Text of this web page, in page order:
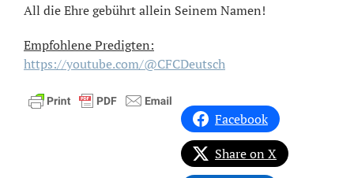
All die Ehre gebührt allein Seinem Namen!
Empfohlene Predigten:
https://youtube.com/@CFCDeutsch
Facebook
Share on X